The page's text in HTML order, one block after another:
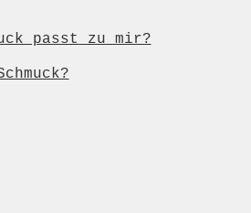
passt zu mir?